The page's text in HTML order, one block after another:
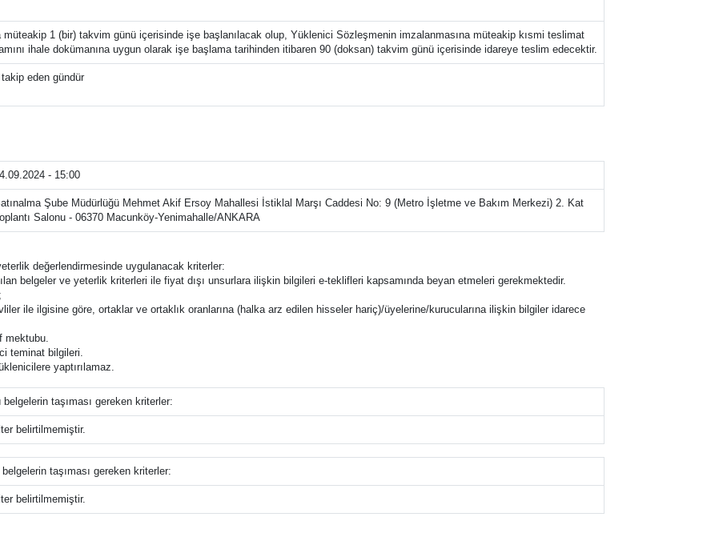
müteakip 1 (bir) takvim günü içerisinde işe başlanılacak olup, Yüklenici Sözleşmenin imzalanmasına müteakip kısmi teslimat
ihale dokümanına uygun olarak işe başlama tarihinden itibaren 90 (doksan) takvim günü içerisinde idareye teslim edecektir.
eden gündür
- 15:00
Şube Müdürlüğü Mehmet Akif Ersoy Mahallesi İstiklal Marşı Caddesi No: 9 (Metro İşletme ve Bakım Merkezi) 2. Kat
Salonu - 06370 Macunköy-Yenimahalle/ANKARA
değerlendirmesinde uygulanacak kriterler:
belgeler ve yeterlik kriterleri ile fiyat dışı unsurlara ilişkin bilgileri e-teklifleri kapsamında beyan etmeleri gerekmektedir.
ile ilgisine göre, ortaklar ve ortaklık oranlarına (halka arz edilen hisseler hariç)/üyelerine/kurucularına ilişkin bilgiler idarece
mektubu.
teminat bilgileri.
yaptırılamaz.
taşıması gereken kriterler:
belirtilmemiştir.
taşıması gereken kriterler:
belirtilmemiştir.